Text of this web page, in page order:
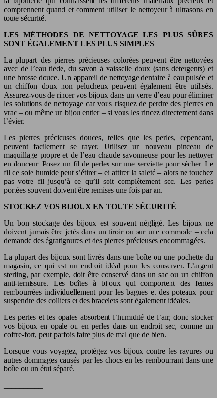
comprennent quand et comment utiliser le nettoyeur à ultrasons en
toute sécurité.
LES MÉTHODES DE NETTOYAGE LES PLUS SÛRES
SONT ÉGALEMENT LES PLUS SIMPLES
La plupart des pierres précieuses colorées peuvent être nettoyées
avec de l’eau tiède, du savon à vaisselle doux (sans détergents) et
une brosse douce. Un appareil de nettoyage dentaire à eau pulsée et
un chiffon doux non pelucheux peuvent également être utilisés.
Assurez-vous de rincer vos bijoux dans un verre d’eau pour éliminer
les solutions de nettoyage car vous risquez de perdre des pierres en
vrac – ou même un bijou entier – si vous les rincez directement dans
l’évier.
Les pierres précieuses douces, telles que les perles, cependant,
peuvent facilement se rayer. Utilisez un nouveau pinceau de
maquillage propre et de l’eau chaude savonneuse pour les nettoyer
en douceur. Posez un fil de perles sur une serviette pour sécher. Le
fil de soie humide peut s’étirer – et attirer la saleté – alors ne touchez
pas votre fil jusqu’à ce qu’il soit complètement sec. Les perles
portées souvent doivent être remises une fois par an.
STOCKEZ VOS BIJOUX EN TOUTE SÉCURITÉ
Un bon stockage des bijoux est souvent négligé. Les bijoux ne
doivent jamais être jetés dans un tiroir ou sur une commode – cela
demande des égratignures et des pierres précieuses endommagées.
La plupart des bijoux sont livrés dans une boîte ou une pochette du
magasin, ce qui est un endroit idéal pour les conserver. L’argent
sterling, par exemple, doit être conservé dans un sac ou un chiffon
anti-ternissure. Les boîtes à bijoux qui comportent des fentes
rembourrées individuellement pour les bagues et des poteaux pour
suspendre des colliers et des bracelets sont également idéales.
Les perles et les opales absorbent l’humidité de l’air, donc stocker
vos bijoux en opale ou en perles dans un endroit sec, comme un
coffre-fort, peut parfois faire plus de mal que de bien.
Lorsque vous voyagez, protégez vos bijoux contre les rayures ou
autres dommages causés par les chocs en les rembourrant dans une
boîte ou un étui séparé.